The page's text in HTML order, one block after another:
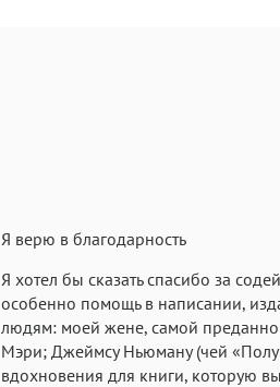
Я верю в благодарность
Я хотел бы сказать спасибо за
особенно помощь в написании,
людям: моей жене, самой
Мэри; Джеймсу Ньюману (чей
вдохновения для книги, которую